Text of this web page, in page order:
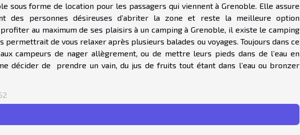
sous forme de location pour les passagers qui viennent à Grenoble. Elle assure
des personnes désireuses d’abriter la zone et reste la meilleure option
au maximum de ses plaisirs à un camping à Grenoble, il existe le camping
permettrait de vous relaxer après plusieurs balades ou voyages. Toujours dans ce
campeurs de nager allègrement, ou de mettre leurs pieds dans de l’eau en
décider de prendre un vain, du jus de fruits tout étant dans l’eau ou bronzer